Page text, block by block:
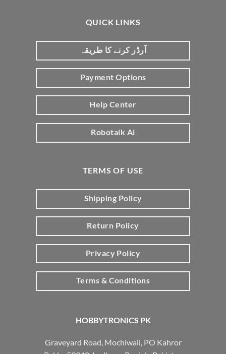
HOBBYTRONICS PK
Graveyard Road, Mochiwali, PO Kahror
QUICK LINKS
آرڈر کرنے کا طریقہ
Payment Options
Help Center
Robotalk Ai
TERMS OF USE
Shipping Policy
Return Policy
Privacy Policy
Terms & Conditions